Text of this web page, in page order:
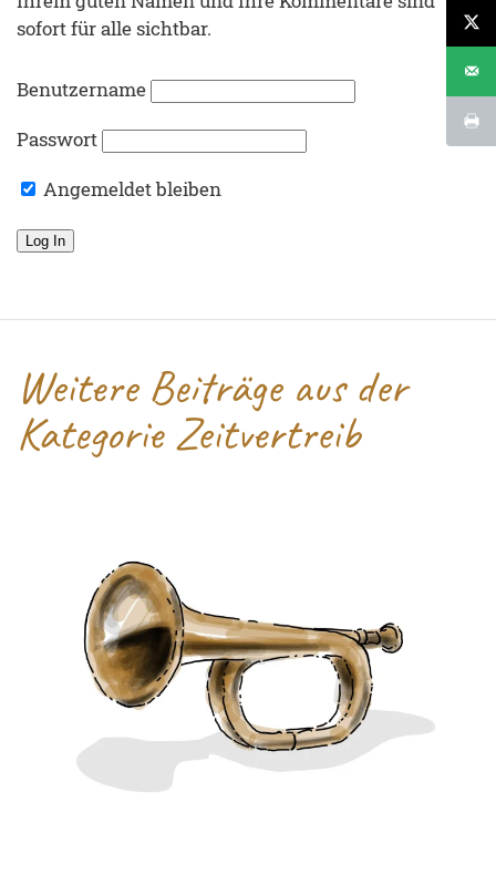
sofort für alle sichtbar.
Benutzername
Passwort
Angemeldet bleiben
Weitere Beiträge aus der
Kategorie Zeitvertreib